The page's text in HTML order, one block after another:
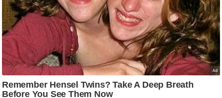
क
मा
तृ
भू
मि
स्तं
भ